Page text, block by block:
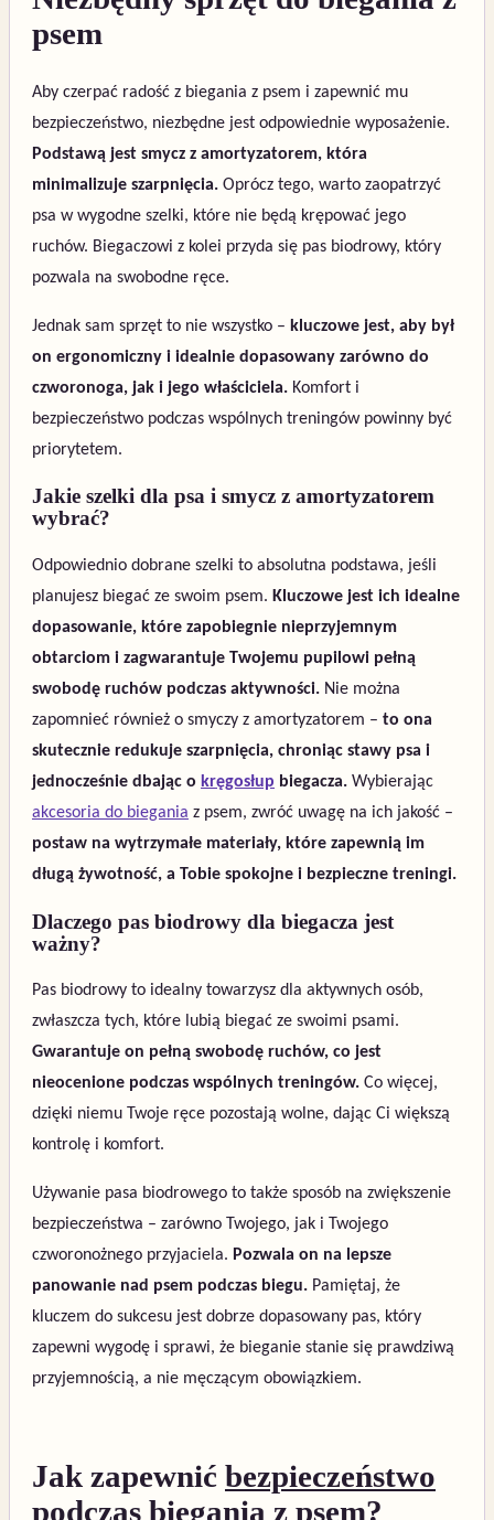
psem
Aby czerpać radość z biegania z psem i zapewnić mu
bezpieczeństwo, niezbędne jest odpowiednie wyposażenie.
Podstawą jest smycz z amortyzatorem, która
minimalizuje szarpnięcia. Oprócz tego, warto zaopatrzyć
psa w wygodne szelki, które nie będą krępować jego
ruchów. Biegaczowi z kolei przyda się pas biodrowy, który
pozwala na swobodne ręce.
Jednak sam sprzęt to nie wszystko – kluczowe jest, aby był
on ergonomiczny i idealnie dopasowany zarówno do
czworonoga, jak i jego właściciela. Komfort i
bezpieczeństwo podczas wspólnych treningów powinny być
priorytetem.
Jakie szelki dla psa i smycz z amortyzatorem
wybrać?
Odpowiednio dobrane szelki to absolutna podstawa, jeśli
planujesz biegać ze swoim psem. Kluczowe jest ich idealne
dopasowanie, które zapobiegnie nieprzyjemnym
obtarciom i zagwarantuje Twojemu pupilowi pełną
swobodę ruchów podczas aktywności. Nie można
zapomnieć również o smyczy z amortyzatorem – to ona
skutecznie redukuje szarpnięcia, chroniąc stawy psa i
jednocześnie dbając o kręgosłup biegacza. Wybierając
akcesoria do biegania z psem, zwróć uwagę na ich jakość –
postaw na wytrzymałe materiały, które zapewnią im
długą żywotność, a Tobie spokojne i bezpieczne treningi.
Dlaczego pas biodrowy dla biegacza jest
ważny?
Pas biodrowy to idealny towarzysz dla aktywnych osób,
zwłaszcza tych, które lubią biegać ze swoimi psami.
Gwarantuje on pełną swobodę ruchów, co jest
nieocenione podczas wspólnych treningów. Co więcej,
dzięki niemu Twoje ręce pozostają wolne, dając Ci większą
kontrolę i komfort.
Używanie pasa biodrowego to także sposób na zwiększenie
bezpieczeństwa – zarówno Twojego, jak i Twojego
czworonożnego przyjaciela. Pozwala on na lepsze
panowanie nad psem podczas biegu. Pamiętaj, że
kluczem do sukcesu jest dobrze dopasowany pas, który
zapewni wygodę i sprawi, że bieganie stanie się prawdziwą
przyjemnością, a nie męczącym obowiązkiem.
Jak zapewnić bezpieczeństwo
podczas biegania z psem?